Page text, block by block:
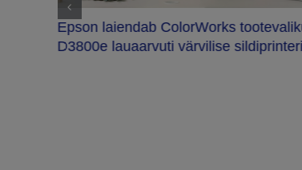
Epson laiendab ColorWorks
D3800e lauaarvuti värvilise